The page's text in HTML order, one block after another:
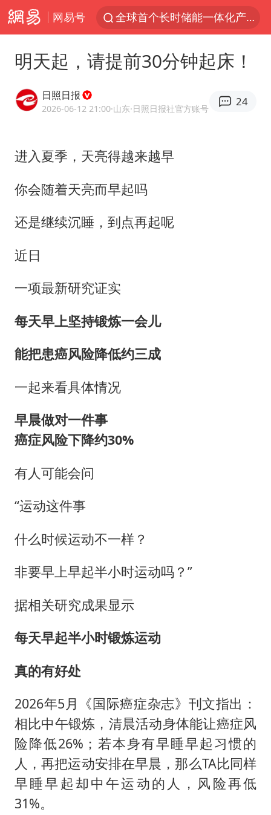
网易号
全球首个长时储能一体化产业园量产
台风白海豚已进入24小时警戒线
“秋天的第一杯奶茶”6岁了
四川宜宾市高县4.9级地震致1人死亡
百花奖开幕式
明天起，请提前30分钟起床！
日照日报
2026-06-12 21:00·山东·日照日报社官方账号
24
进入夏季，天亮得越来越早
你会随着天亮而早起吗
还是继续沉睡，到点再起呢
近日
一项最新研究证实
每天早上坚持锻炼一会儿
能把患癌风险降低约三成
一起来看具体情况
早晨做对一件事
癌症风险下降约30%
有人可能会问
“运动这件事
什么时候运动不一样？
非要早上早起半小时运动吗？”
据相关研究成果显示
每天早起半小时锻炼运动
真的有好处
2026年5月《国际癌症杂志》刊文指出：
相比中午锻炼，清晨活动身体能让癌症风
险降低26%；若本身有早睡早起习惯的
人，再把运动安排在早晨，那么TA比同样
早睡早起却中午运动的人，风险再低
31%。